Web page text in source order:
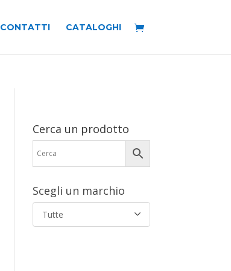
CONTATTI CATALOGHI
Cerca un prodotto
Scegli un marchio
Tutte